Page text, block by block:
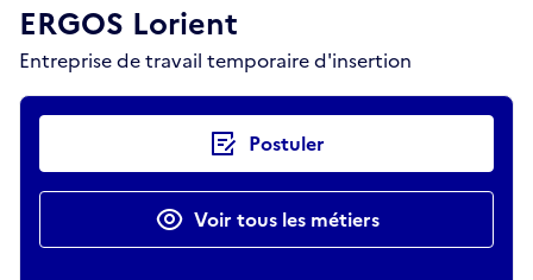
ERGOS Lorient
Entreprise de travail temporaire d'insertion
Actions rapides Postuler
Voir tous les métiers